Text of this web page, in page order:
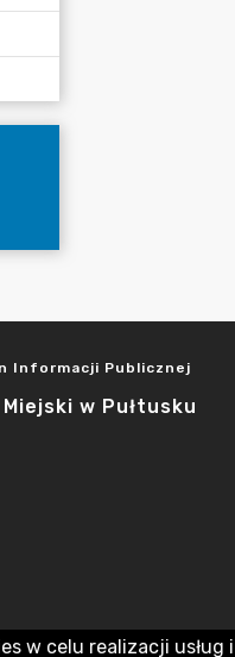
Informacji Publicznej
w Pułtusku
w celu realizacji usług